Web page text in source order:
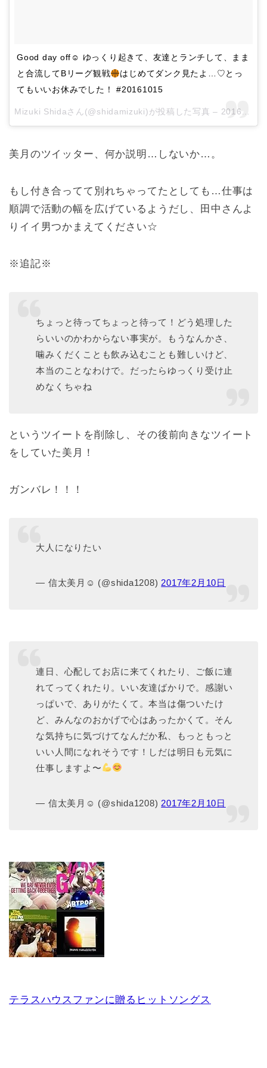
Good day off☺︎ ゆっくり起きて、友達とランチして、まま
と合流してBリーグ観戦
はじめてダンク見たよ…♡とっ
てもいいお休みでした！ #20161015
Mizuki Shidaさん(@shidamizuki)が投稿した写真 – 2016 10月 15 6:34午前 PDT
美月のツイッター、何か説明…しないか…。
もし付き合ってて別れちゃってたとしても…仕事は
順調で活動の幅を広げているようだし、田中さんよ
りイイ男つかまえてください☆
※追記※
ちょっと待ってちょっと待って！どう処理した
らいいのかわからない事実が。もうなんかさ、
噛みくだくことも飲み込むことも難しいけど、
本当のことなわけで。だったらゆっくり受け止
めなくちゃね
というツイートを削除し、その後前向きなツイート
をしていた美月！
ガンバレ！！！
大人になりたい
— 信太美月☺︎ (@shida1208) 2017年2月10日
連日、心配してお店に来てくれたり、ご飯に連
れてってくれたり。いい友達ばかりで。感謝い
っぱいで、ありがたくて。本当は傷ついたけ
ど、みんなのおかげで心はあったかくて。そん
な気持ちに気づけてなんだか私、もっともっと
いい人間になれそうです！しだは明日も元気に
仕事しますよ〜
— 信太美月☺︎ (@shida1208) 2017年2月10日
テラスハウスファンに贈るヒットソングス